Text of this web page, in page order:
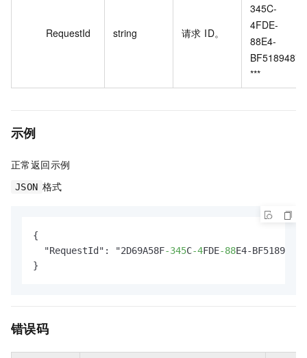
RequestId string 请求 ID。
345C-
4FDE-
88E4-
BF518948*
***
示例
正常返回示例
JSON 格式
{
  "RequestId": "2D69A58F
-345C-4FDE-88E4-
}
错误码